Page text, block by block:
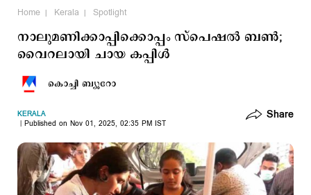
Home Kerala Spotlight
നാലുമണിക്കാപ്പിക്കൊപ്പം സ്പെഷല്‍ ബണ്‍;
വൈറലായി ചായ കപ്പിള്‍
കൊച്ചി ബ്യൂറോ
KERALA
Published on Nov 01, 2025, 02:35 PM IST
Share